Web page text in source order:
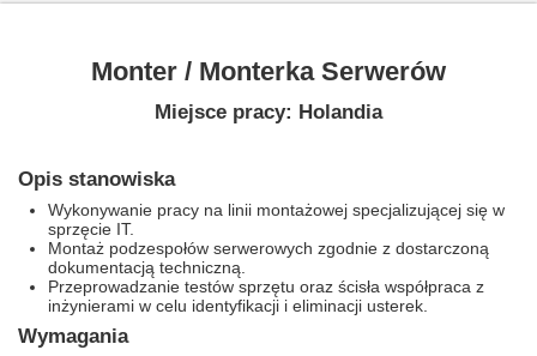
Monter / Monterka Serwerów
Miejsce pracy: Holandia
Opis stanowiska
Wykonywanie pracy na linii montażowej specjalizującej się w
sprzęcie IT.
Montaż podzespołów serwerowych zgodnie z dostarczoną
dokumentacją techniczną.
Przeprowadzanie testów sprzętu oraz ścisła współpraca z
inżynierami w celu identyfikacji i eliminacji usterek.
Wymagania